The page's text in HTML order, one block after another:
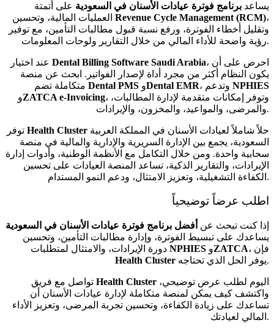
يساعد برنامج فوترة عيادات الأسنان في السعودية على أتمتة
Revenue Cycle Management (RCM)،
وتقليل أخطاء الفوترة، ورفع نسبة قبول مطالبات التأمين، مع توفير
رؤية واضحة للأداء المالي من خلال التقارير ولوحات المعلومات.
Dental Billing Software Saudi Arabia، احرص على أن
يكون النظام أكثر من مجرد أداة لإصدار الفواتير. ابحث عن منصة
Dental PMS وDental EMR
NPHIES
وZATCA e-Invoicing، وتوفر إمكانات متقدمة لإدارة المطالبات،
والمرضى، والمواعيد، والمخزون، والإيرادات.
Health Cluster
السعودية، يجمع بين الإدارة السريرية والإدارية والمالية في منصة
سحابية واحدة. ومن خلال التكامل مع الأنظمة الوطنية، وأدوات إدارة
الإيرادات، والتقارير الذكية، تساعد المنصة العيادات على تحسين
الكفاءة التشغيلية، وتعزيز الامتثال، ودعم النمو المستدام.
اطلب عرضاً توضيحياً
إذا كنت تبحث عن أفضل برنامج فوترة عيادات الأسنان في السعودية
يساعدك على تبسيط الفوترة، وإدارة مطالبات التأمين، وتحسين
NPHIES وZATCA
، فإن
Health Cluster
يوفر الحل الذي تحتاجه.
Health Cluster
واكتشف كيف يمكن لمنصة متكاملة لإدارة عيادات الأسنان أن
تساعدك على زيادة الكفاءة، وتحسين تجربة المرضى، وتعزيز الأداء
المالي لعيادتك.